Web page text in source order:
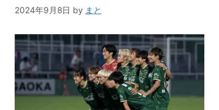
2024年9月8日 by まと